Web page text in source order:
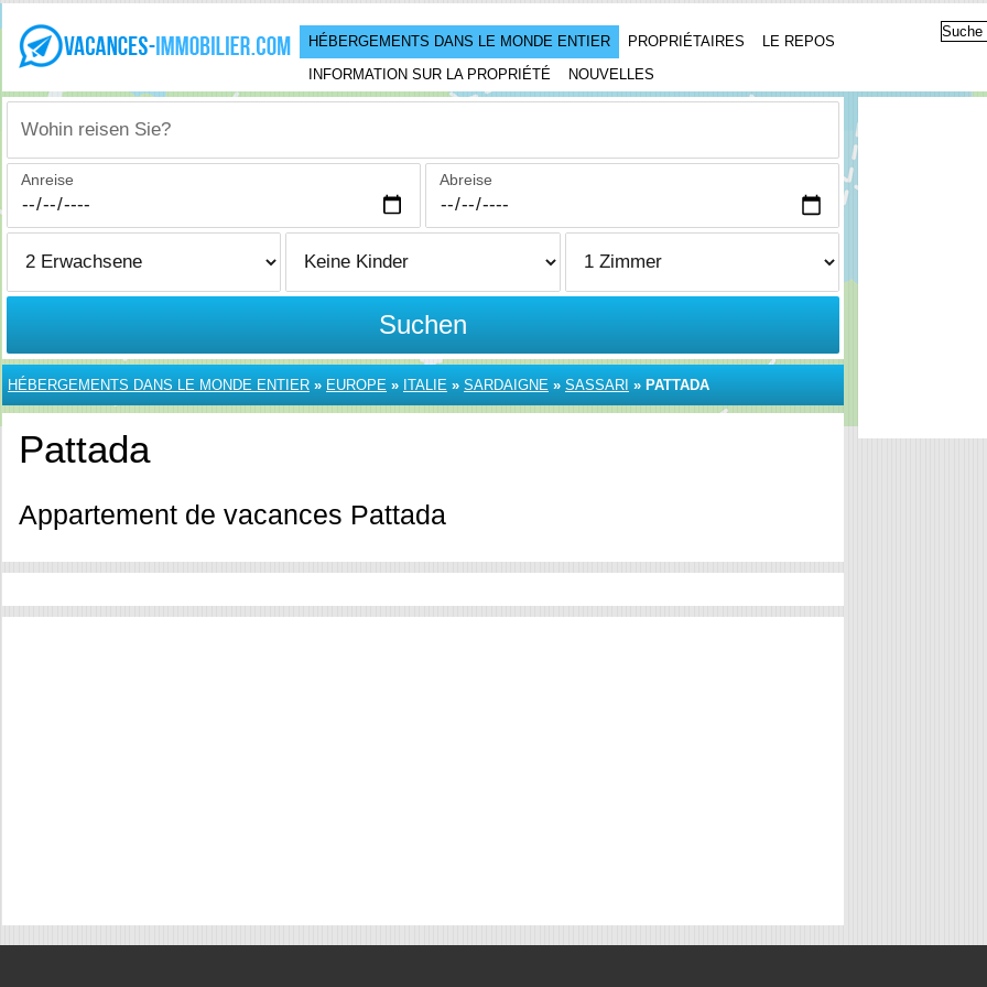
HÉBERGEMENTS DANS LE MONDE ENTIER PROPRIÉTAIRES
LE REPOS
INFORMATION SUR LA PROPRIÉTÉ
NOUVELLES
Wohin reisen Sie?
Anreise Abreise
Suchen
HÉBERGEMENTS DANS LE MONDE ENTIER » EUROPE » ITALIE » SARDAIGNE » SASSARI » PATTADA
Pattada
Appartement de vacances Pattada